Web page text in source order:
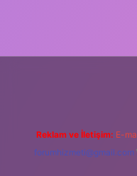
Reklam ve İletişim: E-
forumhizmeti@gmail.com